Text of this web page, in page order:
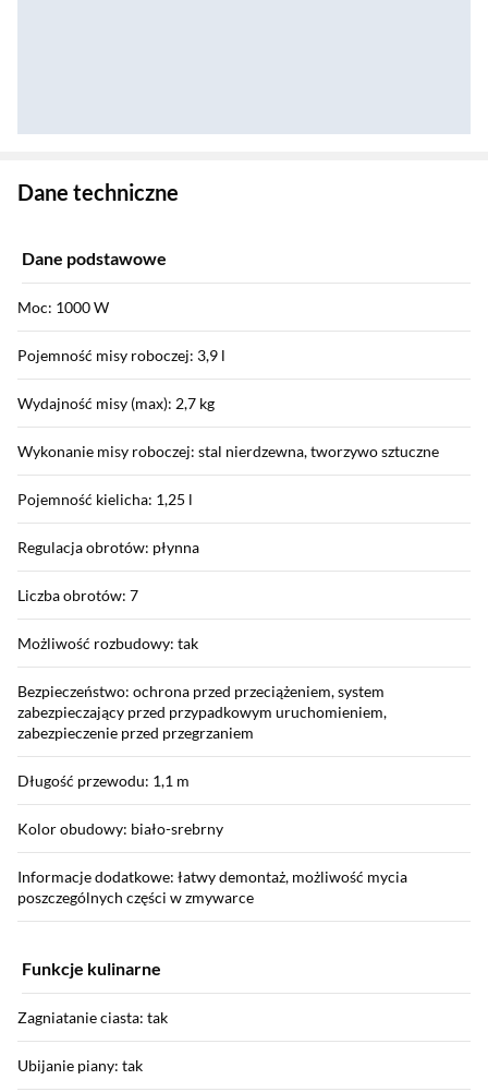
Dane techniczne
Dane podstawowe
Moc: 1000 W
Pojemność misy roboczej: 3,9 l
Wydajność misy (max): 2,7 kg
Wykonanie misy roboczej: stal nierdzewna, tworzywo sztuczne
Pojemność kielicha: 1,25 l
Regulacja obrotów: płynna
Liczba obrotów: 7
Możliwość rozbudowy: tak
Bezpieczeństwo: ochrona przed przeciążeniem, system
zabezpieczający przed przypadkowym uruchomieniem,
zabezpieczenie przed przegrzaniem
Długość przewodu: 1,1 m
Kolor obudowy: biało-srebrny
Informacje dodatkowe: łatwy demontaż, możliwość mycia
poszczególnych części w zmywarce
Funkcje kulinarne
Zagniatanie ciasta: tak
Ubijanie piany: tak